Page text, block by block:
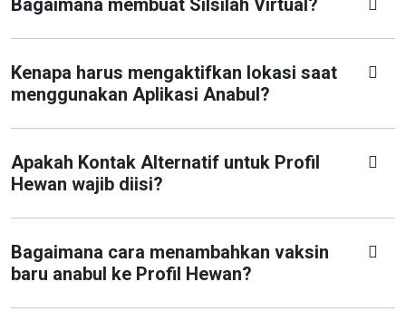
Bagaimana membuat Silsilah Virtual?
Kenapa harus mengaktifkan lokasi saat
menggunakan Aplikasi Anabul?
Apakah Kontak Alternatif untuk Profil
Hewan wajib diisi?
Bagaimana cara menambahkan vaksin
baru anabul ke Profil Hewan?